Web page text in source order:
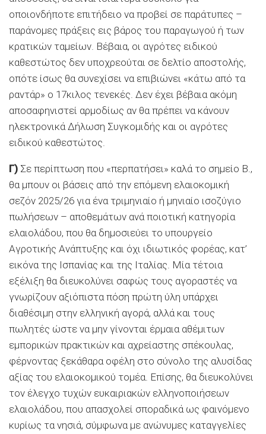
οποιονδήποτε επιτήδειο να προβεί σε παράτυπες –
παράνοµες πράξεις εις βάρος του παραγωγού ή των
κρατικών ταµείων. Βέβαια, οι αγρότες ειδικού
καθεστώτος δεν υποχρεούται σε δελτίο αποστολής,
οπότε ίσως θα συνεχίσει να επιβιώνει «κάτω από τα
ραντάρ» ο 17κιλος τενεκές. ∆εν έχει βέβαια ακόµη
αποσαφηνιστεί αρµοδίως αν θα πρέπει να κάνουν
ηλεκτρονικά ∆ήλωση Συγκοµιδής και οι αγρότες
ειδικού καθεστώτος.
Γ) Σε περίπτωση που «περπατήσει» καλά το σηµείο Β.,
θα µπουν οι βάσεις από την επόµενη ελαιοκοµική
σεζόν 2025/26 για ένα τριµηνιαίο ή µηνιαίο ισοζύγιο
πωλήσεων – αποθεµάτων ανά ποιοτική κατηγορία
ελαιολάδου, που θα δηµοσιεύει το υπουργείο
Αγροτικής Ανάπτυξης και όχι ιδιωτικός φορέας, κατ’
εικόνα της Ισπανίας και της Ιταλίας. Μία τέτοια
εξέλιξη θα διευκολύνει σαφώς τους αγοραστές να
γνωρίζουν αξιόπιστα πόση πρώτη ύλη υπάρχει
διαθέσιµη στην ελληνική αγορά, αλλά και τους
πωλητές ώστε να µην γίνονται έρµαια αθέµιτων
εµπορικών πρακτικών και αχρείαστης σπέκουλας,
φέρνοντας ξεκάθαρα οφέλη στο σύνολο της αλυσίδας
αξίας του ελαιοκοµικού τοµέα. Επίσης, θα διευκολύνει
τον έλεγχο τυχών ευκαιριακών ελληνοποιήσεων
ελαιολάδου, που απασχολεί σποραδικά ως φαινόµενο
κυρίως τα νησιά, σύµφωνα µε ανώνυµες καταγγελίες